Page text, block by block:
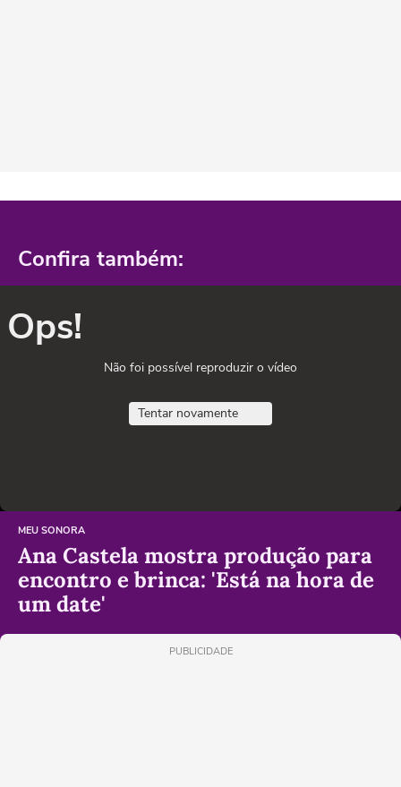
Confira também:
Ops!
Não foi possível reproduzir o vídeo
Tentar novamente
MEU SONORA
Ana Castela mostra produção para
encontro e brinca: 'Está na hora de
um date'
PUBLICIDADE